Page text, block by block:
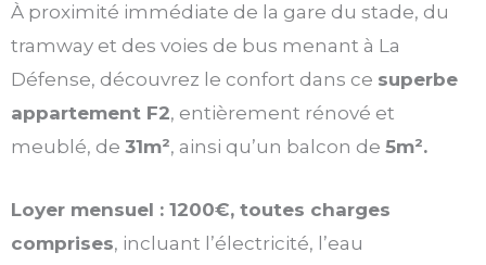
À proximité immédiate de la gare du stade, du
tramway et des voies de bus menant à La
Défense, découvrez le confort dans ce superbe
appartement F2, entièrement rénové et
meublé, de 31m², ainsi qu’un balcon de 5m².
Loyer mensuel : 1200€, toutes charges
comprises, incluant l’électricité, l’eau